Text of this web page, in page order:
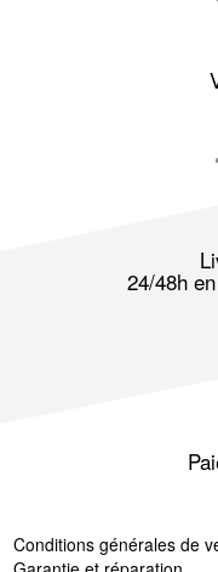
24/48h
Conditions générales de